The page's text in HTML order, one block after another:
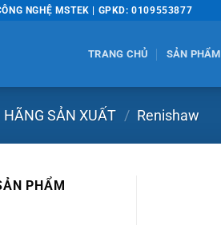
NGHỆ MSTEK | GPKD: 0109553877
TRANG CHỦ SẢN PHẨM
HÃNG SẢN XUẤT / Renishaw
PHẨM